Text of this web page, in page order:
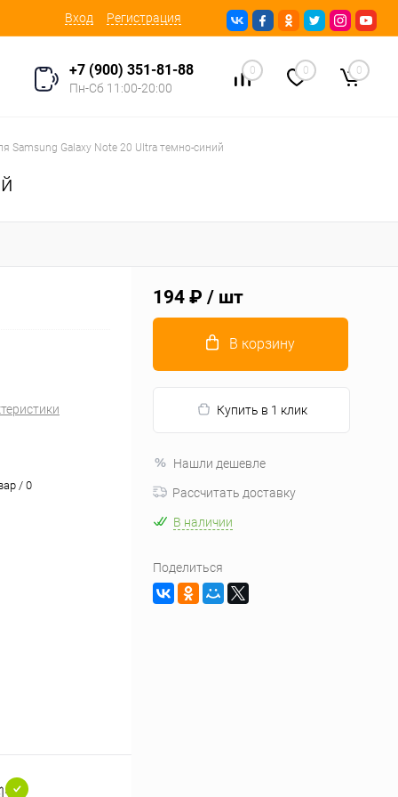
Вход Регистрация
+7 (900) 351-81-88
Пн-Сб 11:00-20:00
0 0 0
Samsung Galaxy Note 20 Ultra темно-синий
/ 0
194 ₽ / шт
В корзину
Купить в 1 клик
Нашли дешевле
Рассчитать доставку
В наличии
Поделиться